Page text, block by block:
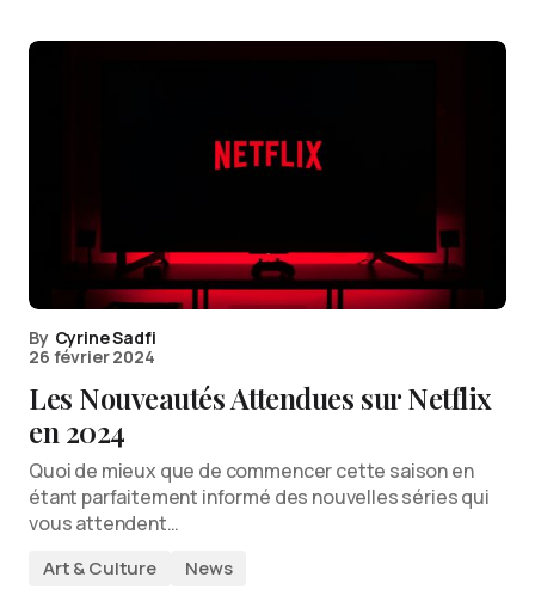
By Cyrine Sadfi
26 février 2024
Les Nouveautés Attendues sur Netflix
en 2024
Quoi de mieux que de commencer cette saison en
étant parfaitement informé des nouvelles séries qui
vous attendent…
Art & Culture News